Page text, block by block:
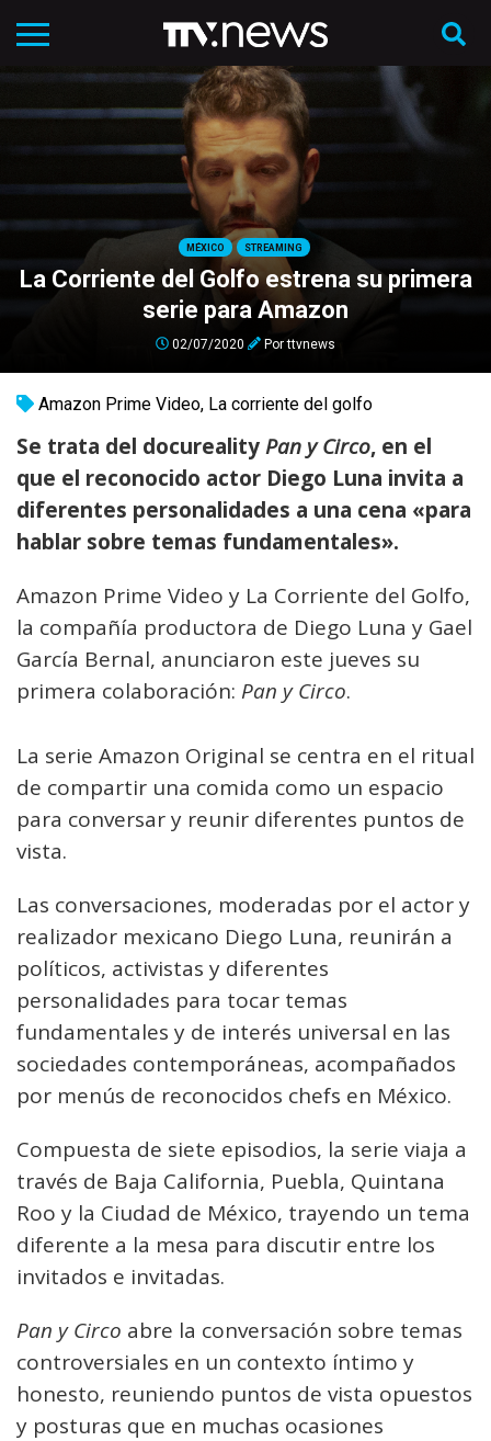
MÉXICO STREAMING
La Corriente del Golfo estrena su primera
serie para Amazon
02/07/2020 Porttvnews
Amazon Prime Video, La corriente del golfo
Se trata del docurealityPan y Circo, en el
que el reconocido actor Diego Luna invita a
diferentes personalidades a una cena «para
hablar sobre temas fundamentales».
Amazon Prime Video y La Corriente del Golfo,
la compañía productora de Diego Luna y Gael
García Bernal, anunciaron este jueves su
primera colaboración: Pan y Circo.
La serie Amazon Original se centra en el ritual
de compartir una comida como un espacio
para conversar y reunir diferentes puntos de
vista.
Las conversaciones, moderadas por el actor y
realizador mexicano Diego Luna, reunirán a
políticos, activistas y diferentes
personalidades para tocar temas
fundamentales y de interés universal en las
sociedades contemporáneas, acompañados
por menús de reconocidos chefs en México.
Compuesta de siete episodios, la serie viaja a
través de Baja California, Puebla, Quintana
Roo y la Ciudad de México, trayendo un tema
diferente a la mesa para discutir entre los
invitados e invitadas.
Pan y Circo abre la conversación sobre temas
controversiales en un contexto íntimo y
honesto, reuniendo puntos de vista opuestos
y posturas que en muchas ocasiones